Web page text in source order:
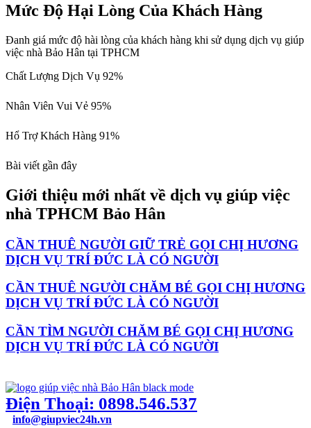
Mức Độ Hại Lòng Của Khách Hàng
Đanh giá mức độ hài lòng của khách hàng khi sử dụng dịch vụ giúp
việc nhà Bảo Hân tại TPHCM
Chất Lượng Dịch Vụ 92%
Nhân Viên Vui Vẻ 95%
Hổ Trợ Khách Hàng 91%
Bài viết gần đây
Giới thiệu mới nhất về dịch vụ giúp việc
nhà TPHCM Bảo Hân
CẦN THUÊ NGƯỜI GIỮ TRẺ GỌI CHỊ HƯƠNG
DỊCH VỤ TRÍ ĐỨC LÀ CÓ NGƯỜI
CẦN THUÊ NGƯỜI CHĂM BÉ GỌI CHỊ HƯƠNG
DỊCH VỤ TRÍ ĐỨC LÀ CÓ NGƯỜI
CẦN TÌM NGƯỜI CHĂM BÉ GỌI CHỊ HƯƠNG
DỊCH VỤ TRÍ ĐỨC LÀ CÓ NGƯỜI
Điện Thoại: 0898.546.537
info@giupviec24h.vn